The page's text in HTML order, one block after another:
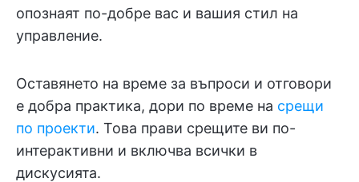
опознаят по-добре вас и вашия стил на
управление.
Оставянето на време за въпроси и отговори
е добра практика, дори по време на срещи
по проекти. Това прави срещите ви по-
интерактивни и включва всички в
дискусията.